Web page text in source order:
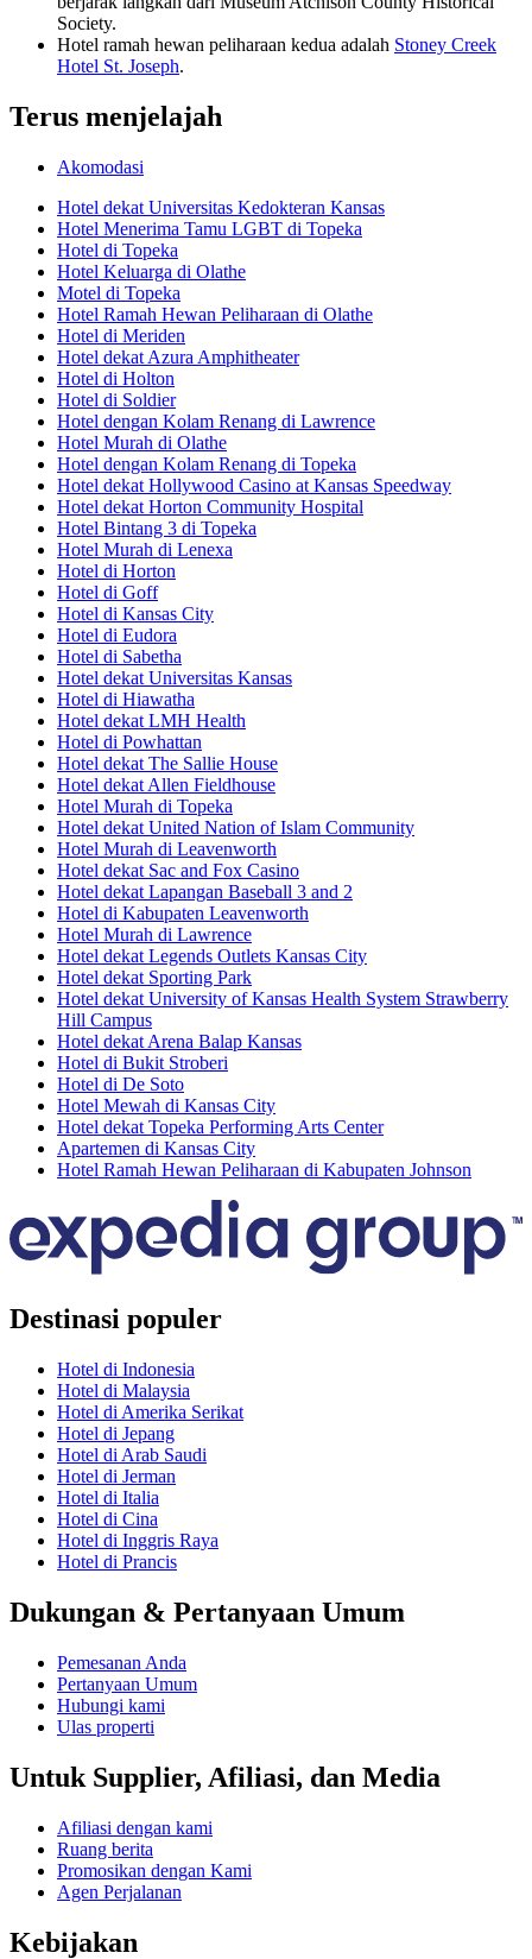
Society.
Hotel ramah hewan peliharaan kedua adalah Stoney Creek
Hotel St. Joseph.
Terus menjelajah
Akomodasi
Hotel dekat Universitas Kedokteran Kansas
Hotel Menerima Tamu LGBT di Topeka
Hotel di Topeka
Hotel Keluarga di Olathe
Motel di Topeka
Hotel Ramah Hewan Peliharaan di Olathe
Hotel di Meriden
Hotel dekat Azura Amphitheater
Hotel di Holton
Hotel di Soldier
Hotel dengan Kolam Renang di Lawrence
Hotel Murah di Olathe
Hotel dengan Kolam Renang di Topeka
Hotel dekat Hollywood Casino at Kansas Speedway
Hotel dekat Horton Community Hospital
Hotel Bintang 3 di Topeka
Hotel Murah di Lenexa
Hotel di Horton
Hotel di Goff
Hotel di Kansas City
Hotel di Eudora
Hotel di Sabetha
Hotel dekat Universitas Kansas
Hotel di Hiawatha
Hotel dekat LMH Health
Hotel di Powhattan
Hotel dekat The Sallie House
Hotel dekat Allen Fieldhouse
Hotel Murah di Topeka
Hotel dekat United Nation of Islam Community
Hotel Murah di Leavenworth
Hotel dekat Sac and Fox Casino
Hotel dekat Lapangan Baseball 3 and 2
Hotel di Kabupaten Leavenworth
Hotel Murah di Lawrence
Hotel dekat Legends Outlets Kansas City
Hotel dekat Sporting Park
Hotel dekat University of Kansas Health System Strawberry
Hill Campus
Hotel dekat Arena Balap Kansas
Hotel di Bukit Stroberi
Hotel di De Soto
Hotel Mewah di Kansas City
Hotel dekat Topeka Performing Arts Center
Apartemen di Kansas City
Hotel Ramah Hewan Peliharaan di Kabupaten Johnson
Destinasi populer
Hotel di Indonesia
Hotel di Malaysia
Hotel di Amerika Serikat
Hotel di Jepang
Hotel di Arab Saudi
Hotel di Jerman
Hotel di Italia
Hotel di Cina
Hotel di Inggris Raya
Hotel di Prancis
Dukungan & Pertanyaan Umum
Pemesanan Anda
Pertanyaan Umum
Hubungi kami
Ulas properti
Untuk Supplier, Afiliasi, dan Media
Afiliasi dengan kami
Ruang berita
Promosikan dengan Kami
Agen Perjalanan
Kebijakan